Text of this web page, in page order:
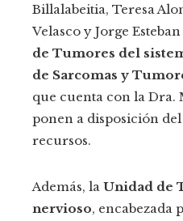
Billalabeitia, Teresa
Velasco y Jorge
de Tumores del
de Sarcomas y
que cuenta con la Dra.
ponen a disposición
recursos.
Además, la Unidad de
nervioso, encabezada